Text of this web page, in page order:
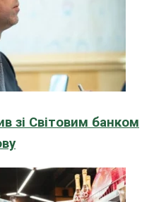
зі Світовим банком